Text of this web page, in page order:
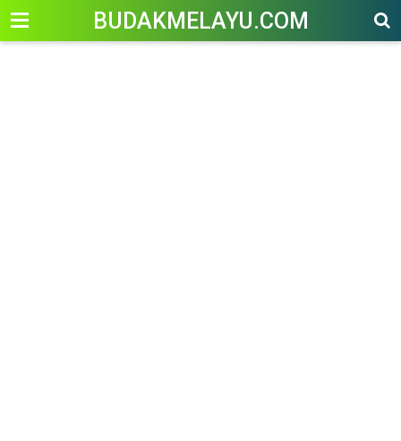
--> BUDAKMELAYU.COM